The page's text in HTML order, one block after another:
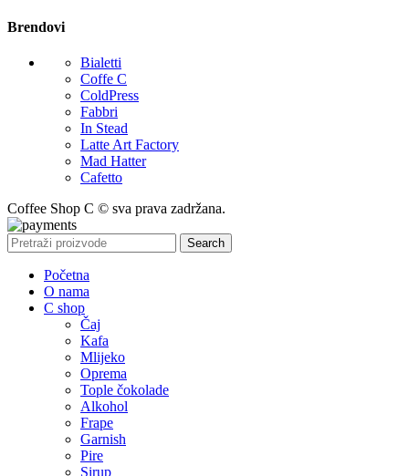
Brendovi
Bialetti
Coffe C
ColdPress
Fabbri
In Stead
Latte Art Factory
Mad Hatter
Cafetto
Coffee Shop C © sva prava zadržana.
Search
Početna
O nama
C shop
Čaj
Kafa
Mlijeko
Oprema
Tople čokolade
Alkohol
Frape
Garnish
Pire
Sirup